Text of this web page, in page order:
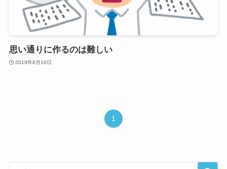
思い通りに作るのは難しい
2019年8月16日
1